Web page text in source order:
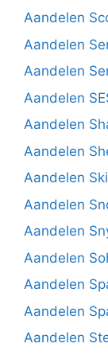
Aandelen
Aandelen
Aandelen
Aandelen
Aandelen
Aandelen
Aandelen
Aandelen
Aandelen
Aandelen
Aandelen
Aandelen
Aandelen